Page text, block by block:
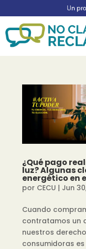
¿Qué pago
luz? Algunas
energético en
por CECU | Jun
Cuando
contratamos un
nuestros
consumidoras es